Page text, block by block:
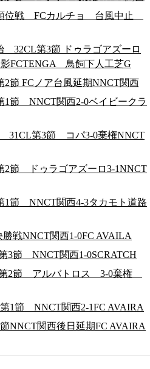
位戦 FCカルチョ 台風中止
32CL第3節 ドゥラゴアズーロ
FCTENGA 鳥飼下人工芝G
節 FCノア台風延期NNCT関西
1節 NNCT関西2-0ベイビークラ
31CL第3節 コパ3-0棄権NNCT
2節 ドゥラゴアズーロ3-1NNCT
1節 NNCT関西4-3タカモト道路
戦NNCT関西1-0FC AVAILA
3節 NNCT関西1-0SCRATCH
第2節 アルバトロス 3-0棄権
1節 NNCT関西2-1FC AVAIRA
NNCT関西後日延期FC AVAIRA